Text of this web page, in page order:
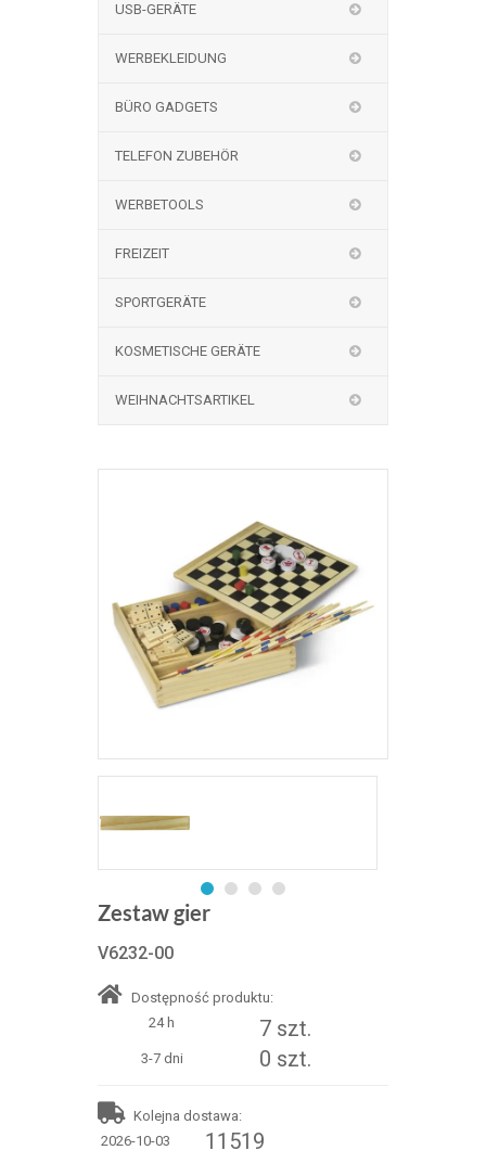
USB-GERÄTE
WERBEKLEIDUNG
BÜRO GADGETS
TELEFON ZUBEHÖR
WERBETOOLS
FREIZEIT
SPORTGERÄTE
KOSMETISCHE GERÄTE
WEIHNACHTSARTIKEL
Zestaw gier
V6232-00
Dostępność produktu:
24 h
7 szt.
3-7 dni 0 szt.
Kolejna dostawa:
2026-10-03
11519